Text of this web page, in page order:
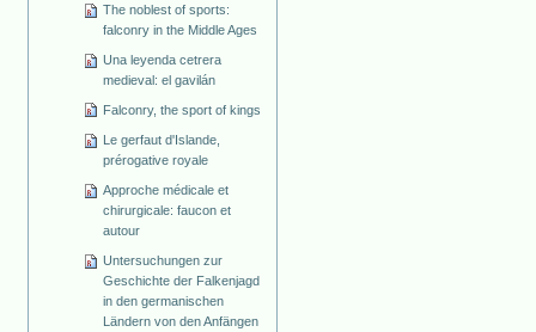
The noblest of sports:
falconry in the Middle Ages
Una leyenda cetrera
medieval: el gavilán
Falconry, the sport of kings
Le gerfaut d'Islande,
prérogative royale
Approche médicale et
chirurgicale: faucon et
autour
Untersuchungen zur
Geschichte der Falkenjagd
in den germanischen
Ländern von den Anfängen